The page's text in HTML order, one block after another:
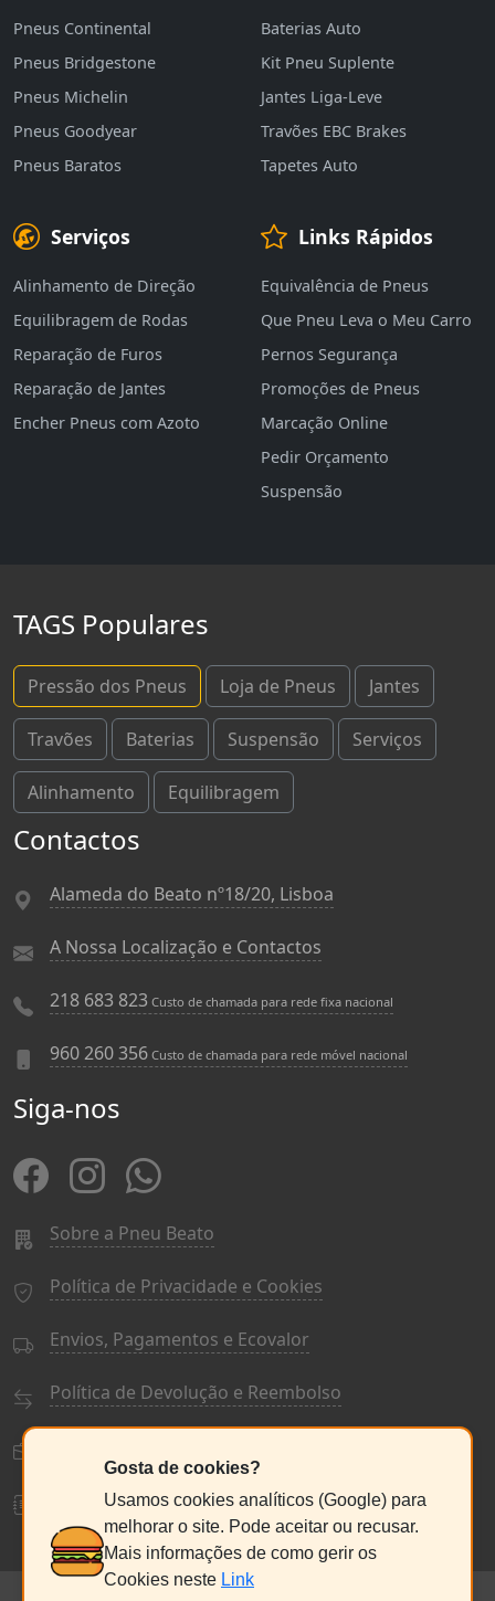
Pneus Continental
Pneus Bridgestone
Pneus Michelin
Pneus Goodyear
Pneus Baratos
Baterias Auto
Kit Pneu Suplente
Jantes Liga-Leve
Travões EBC Brakes
Tapetes Auto
Serviços
Alinhamento de Direção
Equilibragem de Rodas
Reparação de Furos
Reparação de Jantes
Encher Pneus com Azoto
Links Rápidos
Equivalência de Pneus
Que Pneu Leva o Meu Carro
Pernos Segurança
Promoções de Pneus
Marcação Online
Pedir Orçamento
Suspensão
TAGS Populares
Pressão dos Pneus Loja de Pneus Jantes
Travões Baterias Suspensão Serviços
Alinhamento Equilibragem
Contactos
Alameda do Beato nº18/20, Lisboa
A Nossa Localização e Contactos
218 683 823 Custo de chamada para rede fixa nacional
960 260 356 Custo de chamada para rede móvel nacional
Siga-nos
Sobre a Pneu Beato
Política de Privacidade e Cookies
Envios, Pagamentos e Ecovalor
Política de Devolução e Reembolso
Livro de Reclamações
Gosta de cookies?
Usamos cookies analíticos (Google) para
melhorar o site. Pode aceitar ou recusar.
Mais informações de como gerir os
Cookies neste Link